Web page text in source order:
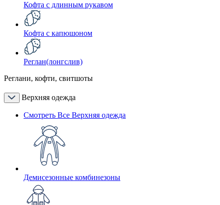
Кофта с длинным рукавом
Кофта с капюшоном
Реглан(лонгслив)
Реглани, кофти, свитшоты
Верхняя одежда
Смотреть Все Верхняя одежда
Демисезонные комбинезоны